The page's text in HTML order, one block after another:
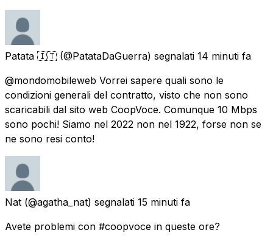
Patata 🇮🇹 (@PatataDaGuerra) segnalati 14 minuti fa
@mondomobileweb Vorrei sapere quali sono le
condizioni generali del contratto, visto che non sono
scaricabili dal sito web CoopVoce. Comunque 10 Mbps
sono pochi! Siamo nel 2022 non nel 1922, forse non se
ne sono resi conto!
Nat (@agatha_nat) segnalati 15 minuti fa
Avete problemi con #coopvoce in queste ore?